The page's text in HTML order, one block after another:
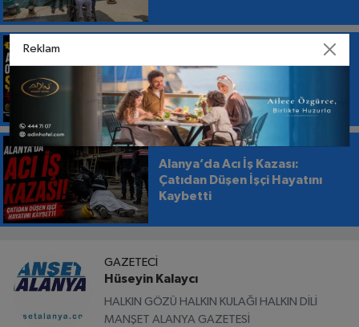
Sultan Sipahi Resort Hotel İçin
Mağduriyet İddiası: Aynı Oda
Birden Fazla Kişiye Mi Satıldı?
Alanya’da Acı İş Kazası:
Çatıdan Düşen İşçi Hayatını
Kaybetti
GAZETECI
Hüseyin Kalaycı
HALKIN GÖZÜ HALKIN KULAĞI HALKIN DİLİ
MANŞET ALANYA GAZETESİ
Reklam